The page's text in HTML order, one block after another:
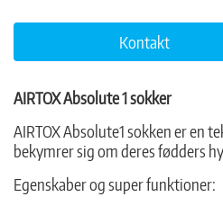
Kontakt
AIRTOX Absolute 1 sokker
AIRTOX Absolute1 sokken er en
bekymrer sig om deres fødders
Egenskaber og super funktioner: